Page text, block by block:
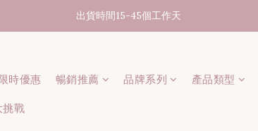
07/31-08/08 煥新盛夏 | 夏日美好節
出貨時間15-45個工作天
07/31-08/08 煥新盛夏 | 夏日美好節
時優惠 暢銷推薦 品牌系列 產品類型
挑戰